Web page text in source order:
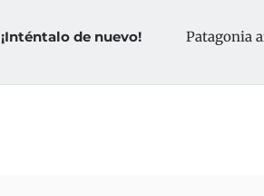
¡Inténtalo de nuevo!